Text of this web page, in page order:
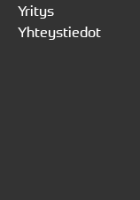
Yritys
Yhteystiedot